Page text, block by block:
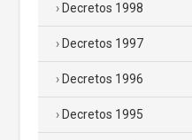
Decretos 1998
Decretos 1997
Decretos 1996
Decretos 1995